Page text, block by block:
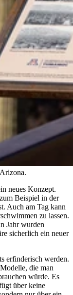
neues Konzept.
Beispiel in der
Auch am Tag kann
zu lassen.
Jahr wurden
sicherlich ein neuer
erfinderisch werden.
die man
würde. Es
über keine